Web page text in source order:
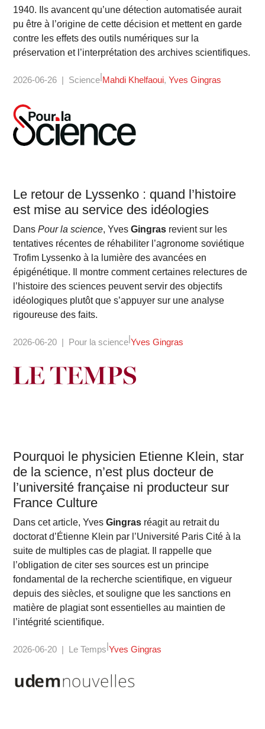
1940. Ils avancent qu’une détection automatisée aurait
pu être à l’origine de cette décision et mettent en garde
contre les effets des outils numériques sur la
préservation et l’interprétation des archives scientifiques.
2026-06-26 Science Mahdi Khelfaoui Yves Gingras
Le retour de Lyssenko : quand l’histoire
est mise au service des idéologies
DansPour la science, YvesGingras revient sur les
tentatives récentes de réhabiliter l’agronome soviétique
Trofim Lyssenko à la lumière des avancées en
épigénétique. Il montre comment certaines relectures de
l’histoire des sciences peuvent servir des objectifs
idéologiques plutôt que s’appuyer sur une analyse
rigoureuse des faits.
2026-06-20 Pour la science Yves Gingras
Pourquoi le physicien Etienne Klein, star
de la science, n’est plus docteur de
l’université française ni producteur sur
France Culture
Dans cet article, YvesGingras réagit au retrait du
doctorat d’Étienne Klein par l’Université Paris Cité à la
suite de multiples cas de plagiat. Il rappelle que
l’obligation de citer ses sources est un principe
fondamental de la recherche scientifique, en vigueur
depuis des siècles, et souligne que les sanctions en
matière de plagiat sont essentielles au maintien de
l’intégrité scientifique.
2026-06-20 Le Temps Yves Gingras